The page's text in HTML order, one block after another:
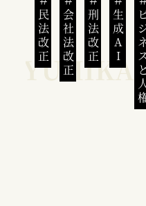
民法改正 会社法改正 刑法改正 生成AI ビジ